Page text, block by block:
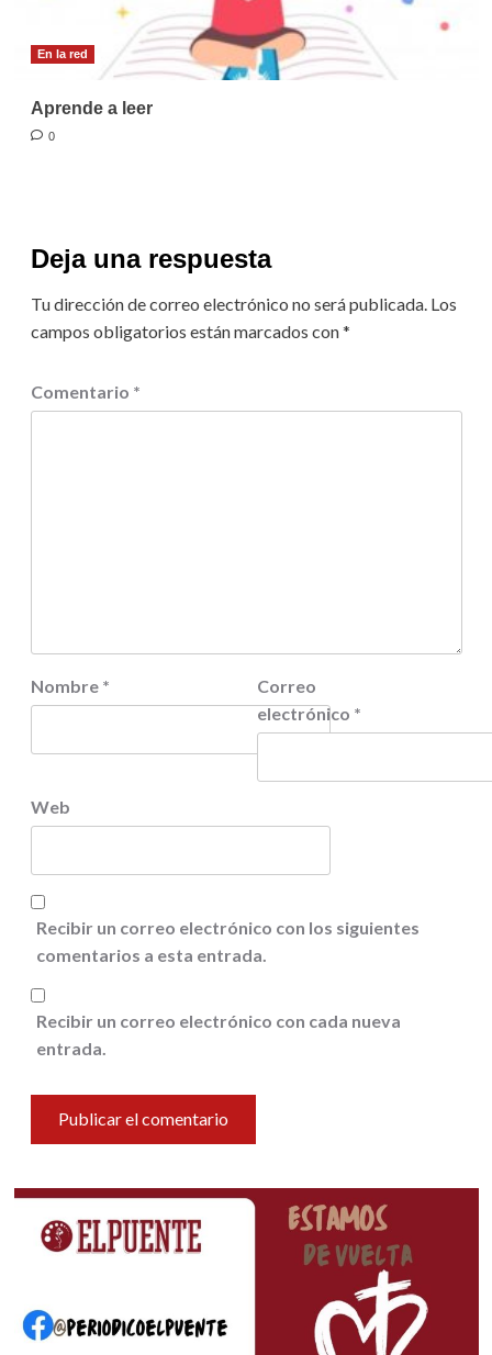
En la red
Aprende a leer
0
Deja una respuesta
Tu dirección de correo electrónico no será publicada. Los
campos obligatorios están marcados con*
Comentario *
Nombre *
Correo
electrónico *
Web
Recibir un correo electrónico con los siguientes
comentarios a esta entrada.
Recibir un correo electrónico con cada nueva
entrada.